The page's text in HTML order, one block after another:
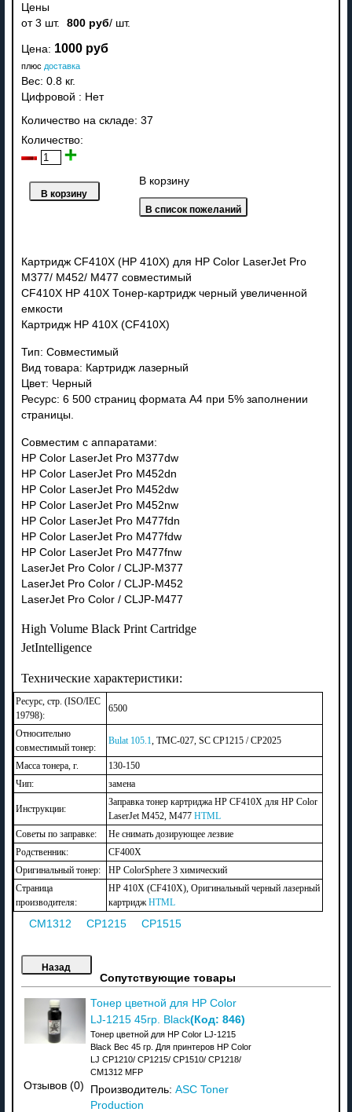
Цены
от 3 шт.
800 руб/ шт.
Цена: 1000 руб
плюс доставка
Вес: 0.8 кг.
Цифровой : Нет
Количество на складе: 37
Количество:
В корзину
Картридж CF410X (HP 410X) для HP Color LaserJet Pro
M377/ M452/ M477 совместимый
CF410X HP 410X Тонер-картридж черный увеличенной
емкости
Картридж HP 410X (CF410X)
Тип: Совместимый
Вид товара: Картридж лазерный
Цвет: Черный
Ресурс: 6 500 страниц формата А4 при 5% заполнении
страницы.
Совместим с аппаратами:
HP Color LaserJet Pro M377dw
HP Color LaserJet Pro M452dn
HP Color LaserJet Pro M452dw
HP Color LaserJet Pro M452nw
HP Color LaserJet Pro M477fdn
HP Color LaserJet Pro M477fdw
HP Color LaserJet Pro M477fnw
LaserJet Pro Color / CLJP-M377
LaserJet Pro Color / CLJP-M452
LaserJet Pro Color / CLJP-M477
High Volume Black Print Cartridge
JetIntelligence
Технические характеристики:
Ресурс, стр. (ISO/IEC
19798):
6500
Относительно
совместимый тонер:
Bulat 105.1 , TMC-027, SC CP1215 / CP2025
Масса тонера, г.
130-150
Чип:
замена
Инструкции:
Заправка тонер картриджа HP CF410Х для HP Color
LaserJet M452, M477 HTML
Советы по заправке:
Не снимать дозирующее лезвие
Родственник:
CF400X
Оригинальный тонер:
HP ColorSphere 3 химический
Страница
производителя:
HP 410X (CF410X), Оригинальный черный лазерный
картридж HTML
CM1312 CP1215 CP1515
Сопутствующие товары
Отзывов (0)
Тонер цветной для HP Color
LJ-1215 45гр. Black(Код: 846)
Тонер цветной для HP Color LJ-1215
Black Вес 45 гр. Для принтеров HP Color
LJ CP1210/ CP1215/ CP1510/ CP1218/
CM1312 MFP
Производитель: ASC Toner
Production